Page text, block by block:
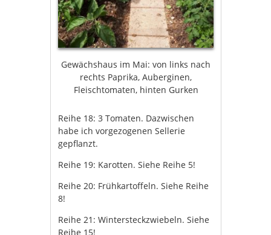
Gewächshaus im Mai: von links nach
rechts Paprika, Auberginen,
Fleischtomaten, hinten Gurken
Reihe 18: 3 Tomaten. Dazwischen
habe ich vorgezogenen Sellerie
gepflanzt.
Reihe 19: Karotten. Siehe Reihe 5!
Reihe 20: Frühkartoffeln. Siehe Reihe
8!
Reihe 21: Wintersteckzwiebeln. Siehe
Reihe 15!